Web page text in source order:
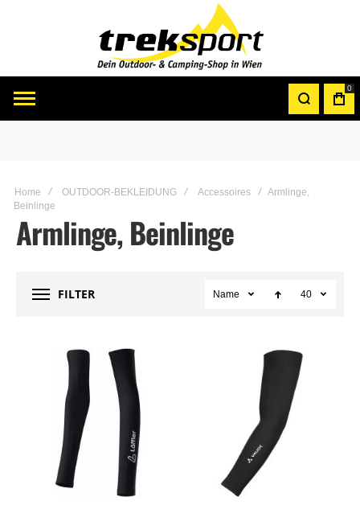
0
Home OUTDOOR-BEKLEIDUNG Accessoires
Armlinge,
Beinlinge
Armlinge, Beinlinge
FILTER Name 40